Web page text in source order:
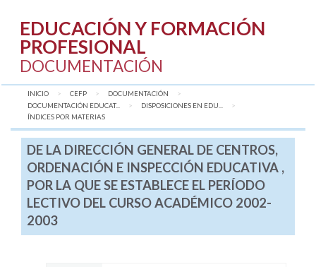
EDUCACIÓN Y FORMACIÓN
PROFESIONAL
DOCUMENTACIÓN
INICIO CEFP
DOCUMENTACIÓN
DOCUMENTACIÓN EDUCAT...
DISPOSICIONES EN EDU...
AQUÍ:
ÍNDICES POR MATERIAS
DE LA DIRECCIÓN GENERAL DE CENTROS,
ORDENACIÓN E INSPECCIÓN EDUCATIVA ,
POR LA QUE SE ESTABLECE EL PERÍODO
LECTIVO DEL CURSO ACADÉMICO 2002-
2003